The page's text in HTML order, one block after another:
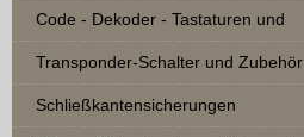
Code - Dekoder - Tastaturen und
Zubehör
Transponder-Schalter und Zubehör
Schließkantensicherungen